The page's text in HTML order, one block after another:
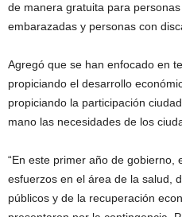
de manera gratuita para
embarazadas y personas con
Agregó que se han enfocado en
propiciando el desarrollo
propiciando la participación
mano las necesidades de los
“En este primer año de gobierno,
esfuerzos en el área de la salud,
públicos y de la recuperación